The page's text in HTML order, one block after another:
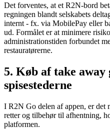
Det forventes, at et R2N-bord
regningen blandt selskabets
internt - fx. via MobilePay eller
ud. Formålet er at minimere
administrationstiden forbundet
restauratørerne.
5. Køb af take away
spisestederne
I R2N Go delen af appen, er det
retter og tilbehør til afhentning,
platformen.